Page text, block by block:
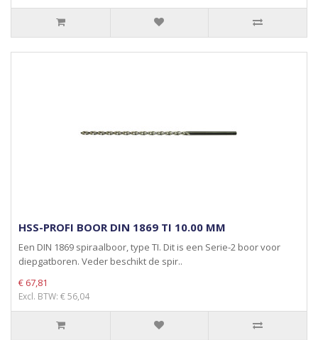
HSS-PROFI BOOR DIN 1869 TI 10.00 MM
Een DIN 1869 spiraalboor, type TI. Dit is een Serie-2 boor voor
diepgatboren. Veder beschikt de spir..
€ 67,81
Excl. BTW: € 56,04